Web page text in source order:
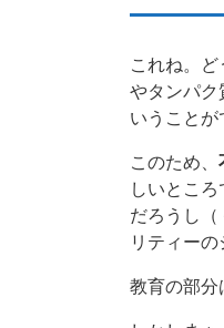
これね。
やタンパク
いうことが
このため、
しいとこ
だろうし
リティー
教育の部分